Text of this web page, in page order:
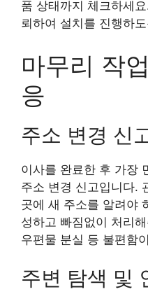
품 상태까지 체크하세
뢰하여 설치를 진행하
마무리 작
응
주소 변경 신
이사를 완료한 후 가장
주소 변경 신고입니다.
곳에 새 주소를 알려야
성하고 빠짐없이 처리
우편물 분실 등 불편함
주변 탐색 및